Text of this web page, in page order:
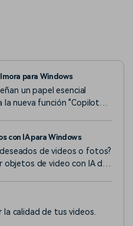
para Windows
un papel esencial
nueva función "Copiloto
con IA para Windows
de videos o fotos?
objetos de video con IA de
la calidad de tus videos.